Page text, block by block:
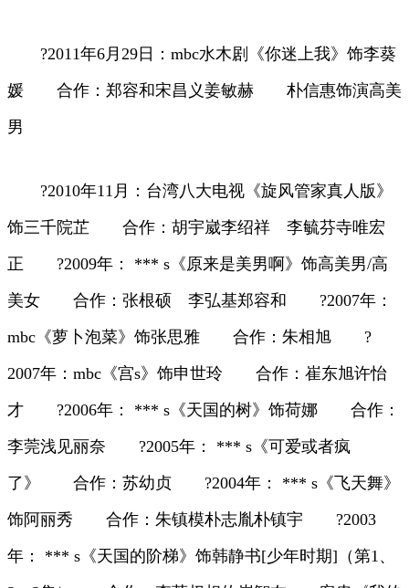
?2011年6月29日：mbc水木剧《你迷上我》饰李葵
媛 合作：郑容和宋昌义姜敏赫 朴信惠饰演高美
男
?2010年11月：台湾八大电视《旋风管家真人版》
饰三千院芷 合作：胡宇崴李绍祥 李毓芬寺唯宏
正 ?2009年： *** s《原来是美男啊》饰高美男/高
美女 合作：张根硕 李弘基郑容和 ?2007年：
mbc《萝卜泡菜》饰张思雅 合作：朱相旭 ?
2007年：mbc《宫s》饰申世玲 合作：崔东旭许怡
才 ?2006年： *** s《天国的树》饰荷娜 合作：
李莞浅见丽奈 ?2005年： *** s《可爱或者疯
了》 合作：苏幼贞 ?2004年： *** s《飞天舞》
饰阿丽秀 合作：朱镇模朴志胤朴镇宇 ?2003
年： *** s《天国的阶梯》饰韩静书[少年时期]（第1、